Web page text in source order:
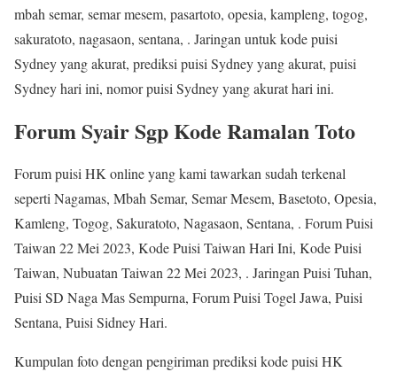
mbah semar, semar mesem, pasartoto, opesia, kampleng, togog,
sakuratoto, nagasaon, sentana, . Jaringan untuk kode puisi
Sydney yang akurat, prediksi puisi Sydney yang akurat, puisi
Sydney hari ini, nomor puisi Sydney yang akurat hari ini.
Forum Syair Sgp Kode Ramalan Toto
Forum puisi HK online yang kami tawarkan sudah terkenal
seperti Nagamas, Mbah Semar, Semar Mesem, Basetoto, Opesia,
Kamleng, Togog, Sakuratoto, Nagasaon, Sentana, . Forum Puisi
Taiwan 22 Mei 2023, Kode Puisi Taiwan Hari Ini, Kode Puisi
Taiwan, Nubuatan Taiwan 22 Mei 2023, . Jaringan Puisi Tuhan,
Puisi SD Naga Mas Sempurna, Forum Puisi Togel Jawa, Puisi
Sentana, Puisi Sidney Hari.
Kumpulan foto dengan pengiriman prediksi kode puisi HK